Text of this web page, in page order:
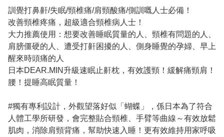
訓覺打鼻鼾/失眠/頸椎痛/肩頸酸痛/側訓嘅人士必備！
改善頸椎疼痛，超級適合頸椎病人士！
大力推薦使用：想要改善睡眠質量的人、頸椎有問題的人、
肩膀僵硬的人、遭受打鼾困擾的人、側身睡覺的孕婦、早上
醒來時頭痛的人
日本DEAR.MIN升級速眠止鼾枕，有效護頸！緩解痛頸肩！
腰！提睡高眠質量！
#獨有專利設計，外觀望落好似「蝴蝶」，係日本為了符合
人體工學所研發，會完整貼合頸椎、手臂等曲線～有效放鬆
肌肉，消除肩頸背痛，幫助快速入睡！更有效維持用家呼吸